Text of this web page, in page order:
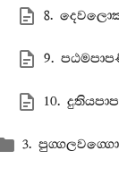
8.
9.
10.
3. පුග‍්ගලවග‍්ගො